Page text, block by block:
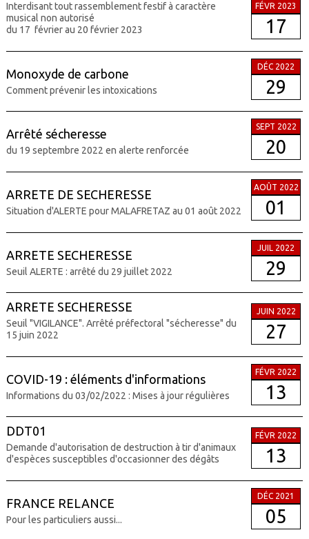
Interdisant tout rassemblement festif à caractère
musical non autorisé
du 17 février au 20 février 2023
FÉVR 2023
17
Monoxyde de carbone
Comment prévenir les intoxications
DÉC 2022
29
Arrêté sécheresse
du 19 septembre 2022 en alerte renforcée
SEPT 2022
20
ARRETE DE SECHERESSE
Situation d'ALERTE pour MALAFRETAZ au 01 août 2022
AOÛT 2022
01
ARRETE SECHERESSE
Seuil ALERTE : arrêté du 29 juillet 2022
JUIL 2022
29
ARRETE SECHERESSE
Seuil "VIGILANCE". Arrêté préfectoral "sécheresse" du
15 juin 2022
JUIN 2022
27
COVID-19 : éléments d'informations
Informations du 03/02/2022 : Mises à jour régulières
FÉVR 2022
13
DDT01
Demande d'autorisation de destruction à tir d'animaux
d'espèces susceptibles d'occasionner des dégâts
FÉVR 2022
13
FRANCE RELANCE
Pour les particuliers aussi...
DÉC 2021
05